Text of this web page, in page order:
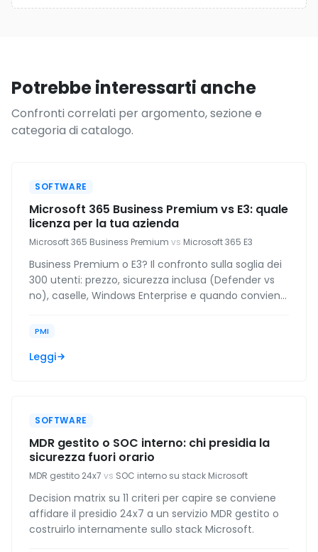
Potrebbe interessarti anche
Confronti correlati per argomento, sezione e
categoria di catalogo.
SOFTWARE
Microsoft 365 Business Premium vs E3: quale
licenza per la tua azienda
Microsoft 365 Business Premium vs Microsoft 365 E3
Business Premium o E3? Il confronto sulla soglia dei
300 utenti: prezzo, sicurezza inclusa (Defender vs
no), caselle, Windows Enterprise e quando conviene
PMI
Leggi
SOFTWARE
MDR gestito o SOC interno: chi presidia la
sicurezza fuori orario
MDR gestito 24x7 vs SOC interno su stack Microsoft
Decision matrix su 11 criteri per capire se conviene
affidare il presidio 24x7 a un servizio MDR gestito o
costruirlo internamente sullo stack Microsoft.